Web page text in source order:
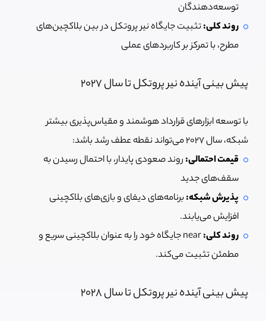
توسعه‌دهندگان
روند کلی:تثبیت جایگاه نیر پروتکل در بین بلاکچین‌های
مطرح، با تمرکز بر کاربردهای عملی
پیش بینی آینده نیر پروتکل تا سال 2027
با توسعه ابزارهای قرارداد هوشمند و مقیاس‌پذیری بیشتر
شبکه، سال ۲۰۲۷ می‌تواند نقطه عطف رشد باشد:
قیمت احتمالی: روند صعودی پایدار، با احتمال رسیدن به
سقف‌های جدید
پذیرش شبکه:برنامه‌های دیفای و بازی‌های بلاکچینی
افزایش می‌یابند.
روند کلی:
near جایگاه خود را به عنوان بلاکچینی سریع و
مطمئن تثبیت می‌کند.
پیش بینی آینده نیر پروتکل تا سال 2028